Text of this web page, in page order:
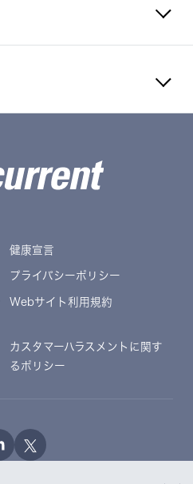
健康宣言
プライバシーポリシー
Webサイト利用規約
カスタマーハラスメントに関す
るポリシー